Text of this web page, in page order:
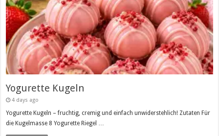
Yogurette Kugeln
4 days ago
Yogurette Kugeln – fruchtig, cremig und einfach unwiderstehlich! Zutaten Für
die Kugelmasse 8 Yogurette Riegel …